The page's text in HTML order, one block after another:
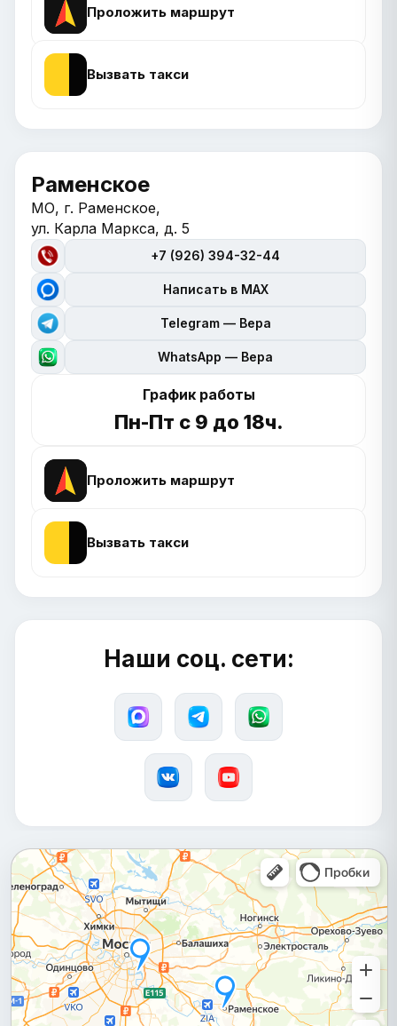
Проложить маршрут
Вызвать такси
Раменское
МО, г. Раменское,
ул. Карла Маркса, д. 5
+7 (926) 394-32-44
Написать в MAX
Telegram — Вера
WhatsApp — Вера
График работы
Пн-Пт с 9 до 18ч.
Проложить маршрут
Вызвать такси
Наши соц. сети: